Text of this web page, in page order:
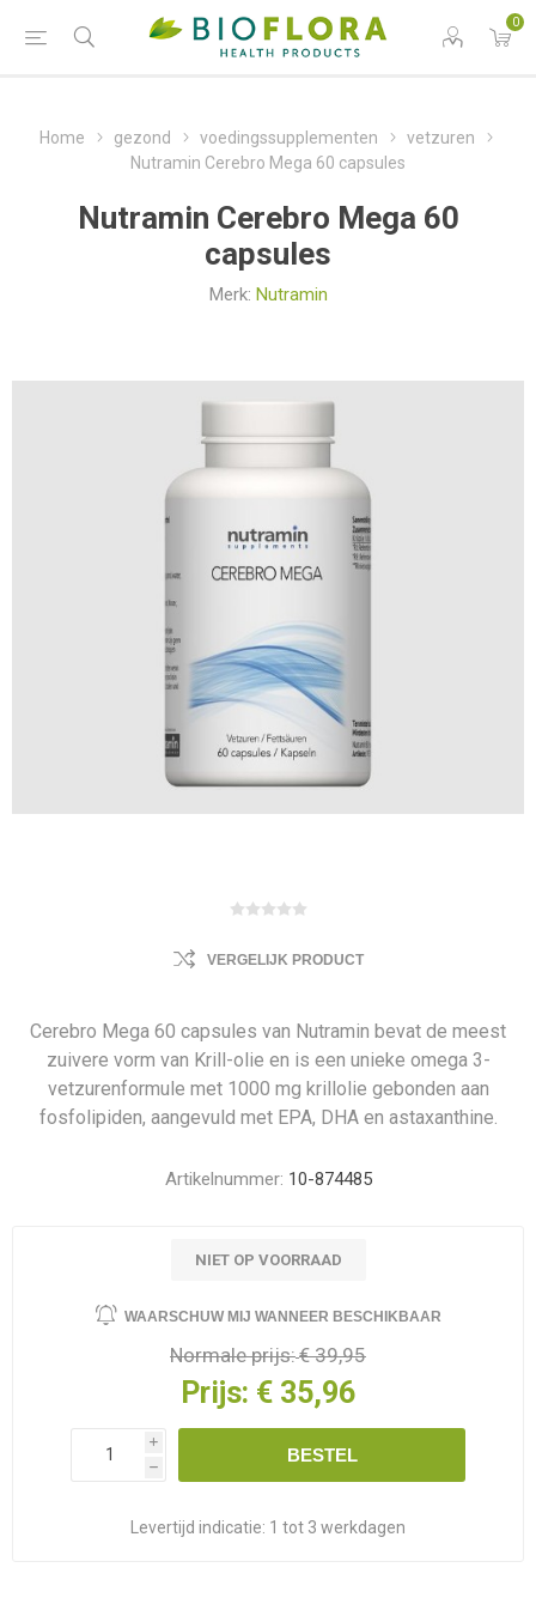
0
Home gezond voedingssupplementen
vetzuren
Nutramin Cerebro Mega 60 capsules
Nutramin Cerebro Mega 60
capsules
Merk: Nutramin
VERGELIJK PRODUCT
Cerebro Mega 60 capsules van Nutramin bevat de meest
zuivere vorm van Krill-olie en is een unieke omega 3-
vetzurenformule met 1000 mg krillolie gebonden aan
fosfolipiden, aangevuld met EPA, DHA en astaxanthine.
Artikelnummer: 10-874485
NIET OP VOORRAAD
WAARSCHUW MIJ WANNEER BESCHIKBAAR
Normale prijs:€ 39,95
Prijs: € 35,96
i
h
BESTEL
Levertijd indicatie: 1 tot 3 werkdagen